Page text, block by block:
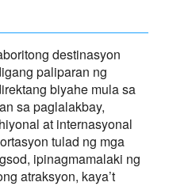
destinasyon
paliparan ng
biyahe mula sa
sa paglalakbay,
at internasyonal
tulad ng mga
ipinagmamalaki ng
atraksyon, kaya’t